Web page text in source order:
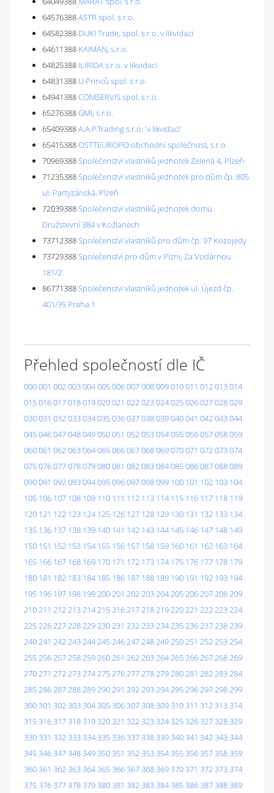
64576388ASTR spol. s r.o.
64582388 DUKI Trade, spol. s r.o. v likvidaci
64611388 KAIMAN, s.r.o.
64825388 ILIRIDA s.r.o. v likvidaci
64831388 U Princů spol. s r.o.
64941388COMSERVIS spol. s r.o.
65276388GMI, s.r.o.
65409388A.A.P.Trading s.r.o. 'v likvidaci'
65415388OSTTEUROPO obchodní společnost, s.r.o.
70969388Společenství vlastníků jednotek Zelená 4, Plzeň
71235388Společenství vlastníků jednotek pro dům čp. 805
ul. Partyzánská, Plzeň
72039388Společenství vlastníků jednotek domu
Družstevní 384 v Kožlanech
73712388Společenství vlastníků pro dům čp. 97 Kozojedy
73729388Společenství pro dům v Plzni, Za Vodárnou
181/2
86771388Společenství vlastníků jednotek ul. Újezd čp.
401/35 Praha 1
Přehled společností dle IČ
000001 002003004005006007008009010011 012013014
015016017018019020021 022023024025026027028029
030031 032033034035036037038039040041 042043044
045046047048049050051 052053054055056057058059
060061 062063064065066067068069070071 072073074
075076077078079080081 082083084085086087088089
090091 092093094095096097098099 100 101 102 103 104
105 106 107 108 109 110 111 112 113 114 115 116 117 118 119
120 121 122 123 124 125 126 127 128 129 130 131 132 133 134
135 136 137 138 139 140 141 142 143 144 145 146 147 148 149
150 151 152 153 154 155 156 157 158 159 160 161 162 163 164
165 166 167 168 169 170 171 172 173 174 175 176 177 178 179
180 181 182 183 184 185 186 187 188 189 190 191 192 193 194
195 196 197 198 199200201 202203204205206207208209
210211 212213214215216217218219220221 222223224
225226227228229230231 232233234235236237238239
240241 242243244245246247248249250251 252253254
255256257258259260261 262263264265266267268269
270271 272273274275276277278279280281 282283284
285286287288289290291 292293294295296297298299
300301 302303304305306307308309310311 312313314
315316317318319320321 322323324325326327328329
330331 332333334335336337338339340341 342343344
345346347348349350351 352353354355356357358359
360361 362363364365366367368369370371 372373374
375376377378379380381 382383384385386387388389